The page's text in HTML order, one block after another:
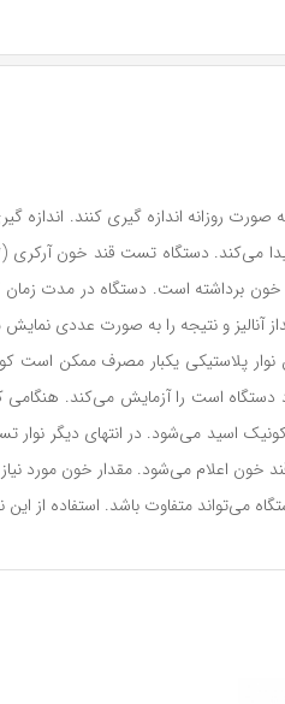
برداشته است. دستگاه در مدت
آنالیز و نتیجه را به صورت عددی
پلاستیکی یکبار مصرف ممکن است
است را آزمایش می‌کند. هنگامی
می‌شود. در انتهای دیگر نوار